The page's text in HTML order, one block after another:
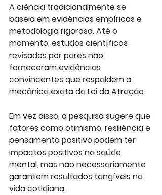
A ciência tradicionalmente se
baseia em evidências empíricas e
metodologia rigorosa. Até o
momento, estudos científicos
revisados por pares não
forneceram evidências
convincentes que respaldem a
mecânica exata da Lei da Atração.
Em vez disso, a pesquisa sugere que
fatores como otimismo, resiliência e
pensamento positivo podem ter
impactos positivos na saúde
mental, mas não necessariamente
garantem resultados tangíveis na
vida cotidiana.